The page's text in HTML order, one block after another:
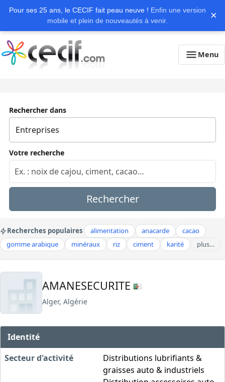
Pour ses 25 ans, le CECIF fait peau neuve ! Enfin une version
mobile et plein de nouveautés à venir.
×
Menu
Rechercher dans
Votre recherche
Rechercher
Recherches populaires alimentation anacarde
cacao
gomme arabique
minéraux riz ciment karité plus…
AMANESECURITE
Alger, Algérie
Identité
Secteur d'activité
Distributions lubrifiants &
graisses auto & industriels